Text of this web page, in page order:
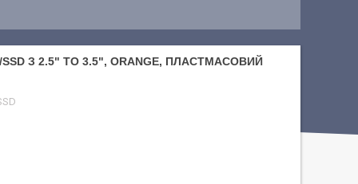
SSD З 2.5" TO 3.5", ORANGE, ПЛАСТМАСОВИЙ